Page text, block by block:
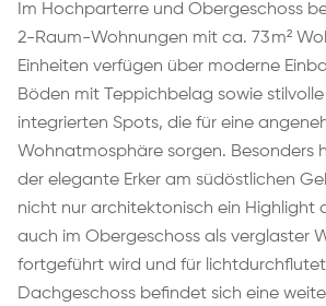
Im Hochparterre und Obergeschoss
2-Raum-Wohnungen mit ca. 73 m²
Einheiten verfügen über moderne
Böden mit Teppichbelag sowie
integrierten Spots, die für eine
Wohnatmosphäre sorgen. Besonders
der elegante Erker am südöstlichen
nicht nur architektonisch ein Highlight
auch im Obergeschoss als verglaster
fortgeführt wird und für
Dachgeschoss befindet sich eine